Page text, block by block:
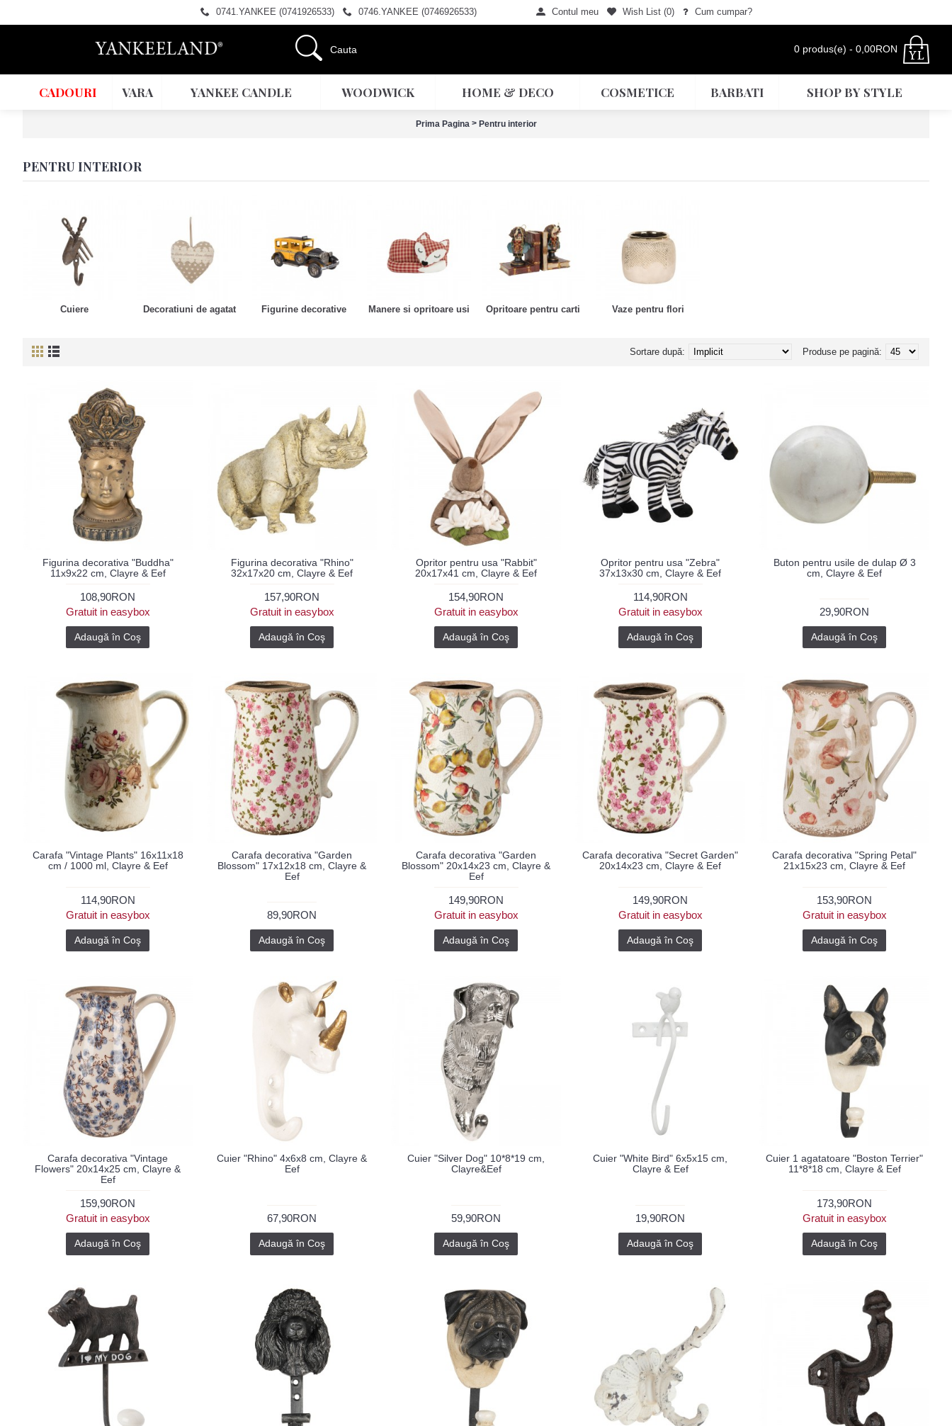
0741.YANKEE (0741926533) 0746.YANKEE (0746926533) Contul meu Wish List (0) Cum cumpar?
0 produs(e) - 0,00RON
CADOURI VARA YANKEE CANDLE WOODWICK HOME & DECO COSMETICE BARBATI SHOP BY STYLE
Prima Pagina > Pentru interior
PENTRU INTERIOR
Cuiere Decoratiuni de agatat Figurine decorative Manere si opritoare usi Opritoare pentru carti Vaze pentru flori
Produse pe pagină:
Sortare după:
Figurina decorativa "Buddha"
11x9x22 cm, Clayre & Eef
108,90RON
Gratuit in easybox
Adaugă în Coş
Figurina decorativa "Rhino"
32x17x20 cm, Clayre & Eef
157,90RON
Gratuit in easybox
Adaugă în Coş
Opritor pentru usa "Rabbit"
20x17x41 cm, Clayre & Eef
154,90RON
Gratuit in easybox
Adaugă în Coş
Opritor pentru usa "Zebra"
37x13x30 cm, Clayre & Eef
114,90RON
Gratuit in easybox
Adaugă în Coş
Buton pentru usile de dulap Ø 3
cm, Clayre & Eef
29,90RON
Adaugă în Coş
Carafa "Vintage Plants" 16x11x18
cm / 1000 ml, Clayre & Eef
114,90RON
Gratuit in easybox
Adaugă în Coş
Carafa decorativa "Garden
Blossom" 17x12x18 cm, Clayre &
Eef
89,90RON
Adaugă în Coş
Carafa decorativa "Garden
Blossom" 20x14x23 cm, Clayre &
Eef
149,90RON
Gratuit in easybox
Adaugă în Coş
Carafa decorativa "Secret Garden"
20x14x23 cm, Clayre & Eef
149,90RON
Gratuit in easybox
Adaugă în Coş
Carafa decorativa "Spring Petal"
21x15x23 cm, Clayre & Eef
153,90RON
Gratuit in easybox
Adaugă în Coş
Carafa decorativa "Vintage
Flowers" 20x14x25 cm, Clayre &
Eef
159,90RON
Gratuit in easybox
Adaugă în Coş
Cuier "Rhino" 4x6x8 cm, Clayre &
Eef
67,90RON
Adaugă în Coş
Cuier "Silver Dog" 10*8*19 cm,
Clayre&Eef
59,90RON
Adaugă în Coş
Cuier "White Bird" 6x5x15 cm,
Clayre & Eef
19,90RON
Adaugă în Coş
Cuier 1 agatatoare "Boston Terrier"
11*8*18 cm, Clayre & Eef
173,90RON
Gratuit in easybox
Adaugă în Coş